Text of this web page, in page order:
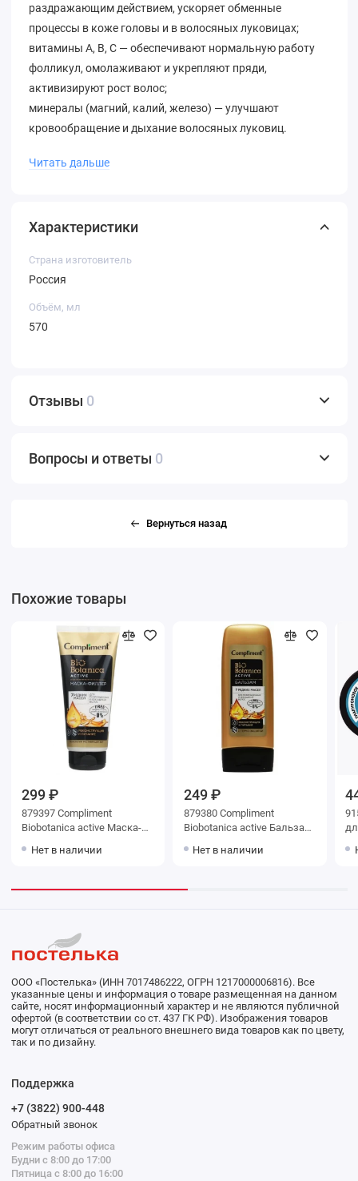
раздражающим действием, ускоряет обменные
процессы в коже головы и в волосяных луковицах;
витамины А, В, С — обеспечивают нормальную работу
фолликул, омолаживают и укрепляют пряди,
активизируют рост волос;
минералы (магний, калий, железо) — улучшают
кровообращение и дыхание волосяных луковиц.
подходит для ежедневного использования.
Читать дальше
Характеристики
Страна изготовитель
Россия
Объём, мл
570
Отзывы 0
Вопросы и ответы 0
Вернуться назад
Похожие товары
299 ₽
879397 Compliment
Biobotanica active Маска-
для поврежденных и
Нет в наличии
249 ₽
879380 Compliment
Biobotanica active Бальзам
поврежденных и
Нет в наличии
ООО «Постелька» (ИНН 7017486222, ОГРН 1217000006816). Все
указанные цены и информация о товаре размещенная на данном
сайте, носят информационный характер и не являются публичной
офертой (в соответствии со ст. 437 ГК РФ). Изображения товаров
могут отличаться от реального внешнего вида товаров как по цвету,
так и по дизайну.
Поддержка
+7 (3822) 900-448
Обратный звонок
Режим работы офиса
Будни с 8:00 до 17:00
Пятница с 8:00 до 16:00